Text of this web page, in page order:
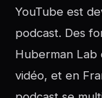
YouTube est
podcast. Des
Huberman Lab
vidéo, et en